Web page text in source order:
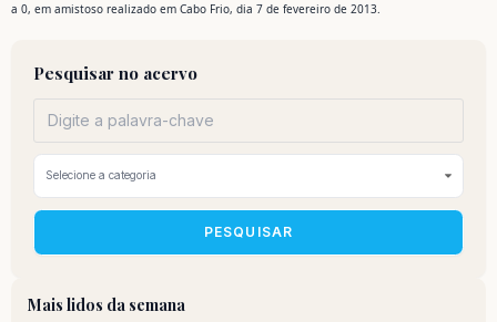
a 0, em amistoso realizado em Cabo Frio, dia 7 de fevereiro de 2013.
Pesquisar no acervo
PESQUISAR
Mais lidos da semana